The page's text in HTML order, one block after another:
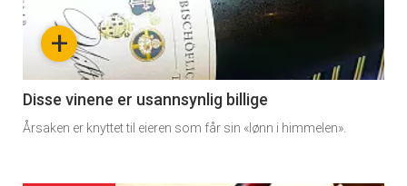
nå
3
+
Disse vinene er usannsynlig billige
Årsaken er knyttet til eieren som får sin «lønn i himmelen».